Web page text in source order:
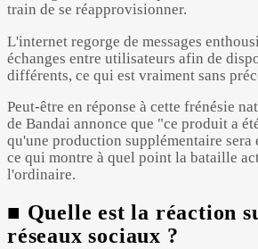
train de se réapprovisionner.
L'internet regorge de messages
échanges entre utilisateurs afin de
différents, ce qui est vraiment sans
Peut-être en réponse à cette frénésie
de Bandai annonce que "ce produit a
qu'une production supplémentaire
ce qui montre à quel point la bataille
l'ordinaire.
■ Quelle est la réaction
réseaux sociaux ?